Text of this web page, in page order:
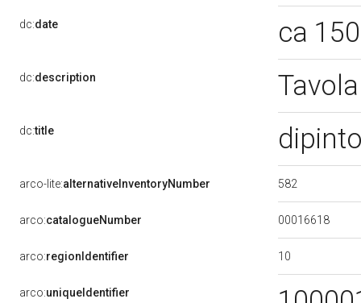
dc:date ca
dc:description
dc:title
arco-lite:alternativeInventoryNumber 582
arco:catalogueNumber 00016618
arco:regionIdentifier 10
arco:uniqueIdentifier